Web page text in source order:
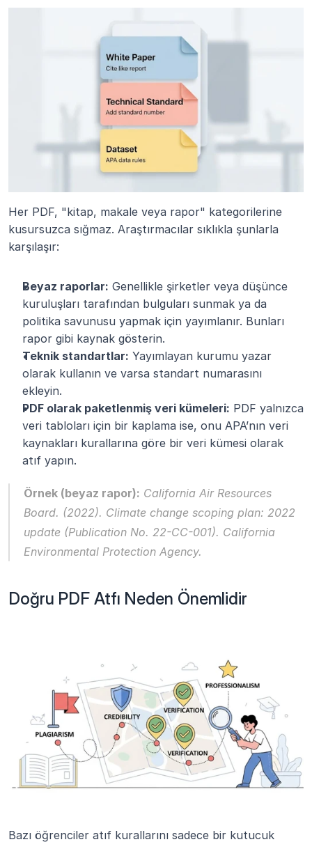
Her PDF, "kitap, makale veya rapor" kategorilerine
kusursuzca sığmaz. Araştırmacılar sıklıkla şunlarla
karşılaşır:
Beyaz raporlar: Genellikle şirketler veya düşünce
kuruluşları tarafından bulguları sunmak ya da
politika savunusu yapmak için yayımlanır. Bunları
rapor gibi kaynak gösterin.
Teknik standartlar: Yayımlayan kurumu yazar
olarak kullanın ve varsa standart numarasını
ekleyin.
PDF olarak paketlenmiş veri kümeleri: PDF yalnızca
veri tabloları için bir kaplama ise, onu APA’nın veri
kaynakları kurallarına göre bir veri kümesi olarak
atıf yapın.
Örnek (beyaz rapor): California Air Resources
Board. (2022). Climate change scoping plan: 2022
update (Publication No. 22-CC-001). California
Environmental Protection Agency.
Doğru PDF Atfı Neden Önemlidir
Bazı öğrenciler atıf kurallarını sadece bir kutucuk